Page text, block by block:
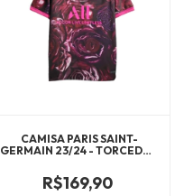
CAMISA PARIS SAINT-
GERMAIN 23/24 - TORCEDOR
R$169,90